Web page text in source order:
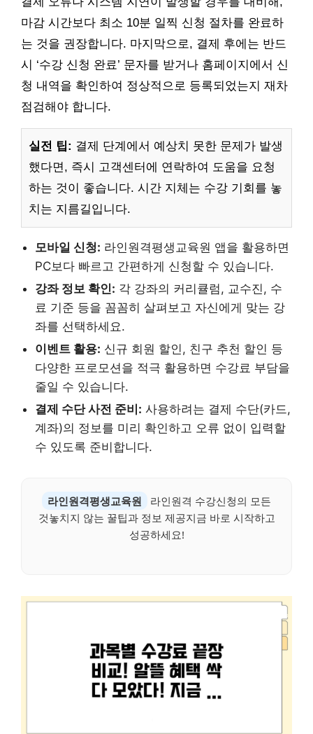
마감 시간보다 최소 10분 일찍 신청 절차를 완료하
는 것을 권장합니다. 마지막으로, 결제 후에는 반드
시 ‘수강 신청 완료’ 문자를 받거나 홈페이지에서 신
청 내역을 확인하여 정상적으로 등록되었는지 재차
점검해야 합니다.
실전 팁: 결제 단계에서 예상치 못한 문제가 발생
했다면, 즉시 고객센터에 연락하여 도움을 요청
하는 것이 좋습니다. 시간 지체는 수강 기회를 놓
치는 지름길입니다.
모바일 신청: 라인원격평생교육원 앱을 활용하면
PC보다 빠르고 간편하게 신청할 수 있습니다.
강좌 정보 확인: 각 강좌의 커리큘럼, 교수진, 수
료 기준 등을 꼼꼼히 살펴보고 자신에게 맞는 강
좌를 선택하세요.
이벤트 활용: 신규 회원 할인, 친구 추천 할인 등
다양한 프로모션을 적극 활용하면 수강료 부담을
줄일 수 있습니다.
결제 수단 사전 준비: 사용하려는 결제 수단(카드,
계좌)의 정보를 미리 확인하고 오류 없이 입력할
수 있도록 준비합니다.
라인원격평생교육원
라인원격 수강신청의 모든
것놓치지 않는 꿀팁과 정보 제공지금 바로 시작하고
성공하세요!